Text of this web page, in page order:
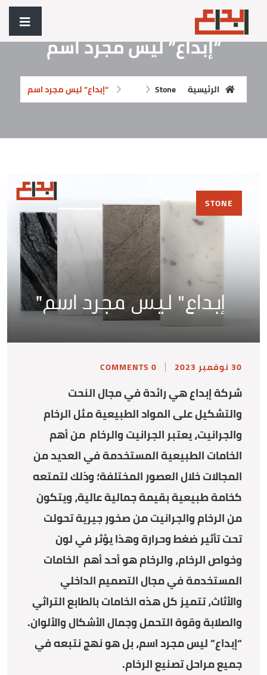
“إبداع” ليس مجرد اسم
الرئيسية Stone “إبداع” ليس مجرد اسم
STONE
30 نوفمبر 2023 0 COMMENTS
شركة إبداع هي رائدة في مجال النحت
والتشكيلعلى المواد الطبيعية مثل الرخام
والجرانيت، يعتبر الجرانيت والرخام من أهم
الخامات الطبيعية المستخدمة في العديد من
المجالات خلال العصور المختلفة؛ وذلك لتمتعه
كخامة طبيعية بقيمة جمالية عالية، ويتكون
من الرخام والجرانيت من صخور جيرية تحولت
تحت تأثير ضغط وحرارة وهذا يؤثر في لون
وخواص الرخام، والرخام هو أحد أهم الخامات
المستخدمة في مجال التصميم الداخلي
والأثاث، تتميز كل هذه الخامات بالطابع التراثي
والصلابة وقوة التحمل وجمال الأشكال والألوان.
“إبداع” ليس مجرد اسم، بل هو نهج نتبعه في
جميع مراحل تصنيع الرخام.